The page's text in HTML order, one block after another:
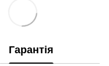
Гарантія